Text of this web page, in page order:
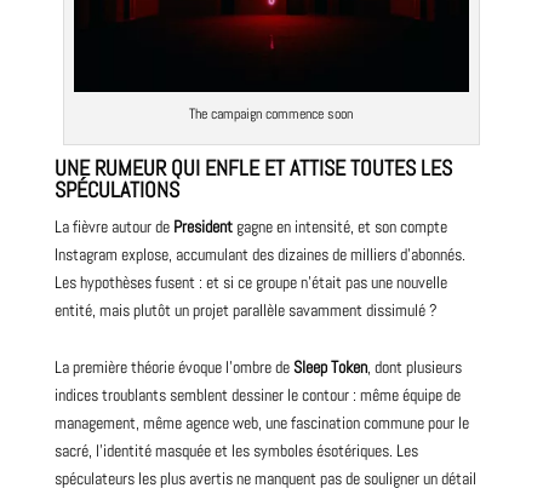
The campaign commence soon
UNE RUMEUR QUI ENFLE ET ATTISE TOUTES LES
SPÉCULATIONS
La fièvre autour de Presidentgagne en intensité, et son compte
Instagram explose, accumulant des dizaines de milliers d’abonnés.
Les hypothèses fusent : et si ce groupe n’était pas une nouvelle
entité, mais plutôt un projet parallèle savamment dissimulé ?
La première théorie évoque l’ombre deSleep Token, dont plusieurs
indices troublants semblent dessiner le contour : même équipe de
management, même agence web, une fascination commune pour le
sacré, l’identité masquée et les symboles ésotériques. Les
spéculateurs les plus avertis ne manquent pas de souligner un détail